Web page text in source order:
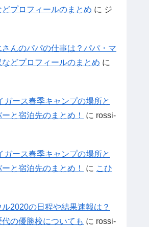
プロフィールのまとめ に ジ
んのパパの仕事は？パパ・マ
どプロフィールのまとめ に
ガース春季キャンプの場所と
と宿泊先のまとめ！
に rossi-
ガース春季キャンプの場所と
と宿泊先のまとめ！
に こひ
2020の日程や結果速報は？
の優勝校についても に rossi-